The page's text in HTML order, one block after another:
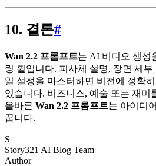
10. 결론#
Wan 2.2 프롬프트는 AI 비디오 생성
링 휠입니다. 피사체 설명, 장면 세
일 설정을 마스터하면 비전에 정확
있습니다. 비즈니스, 예술 또는 재미
올바른 Wan 2.2 프롬프트는 아이디
꿉니다.
S
Story321 AI Blog Team
Author